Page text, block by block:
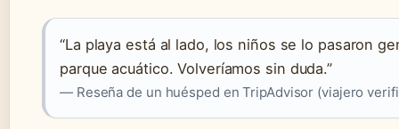
“La playa está al lado, los niños se lo pasaron
parque acuático. Volveríamos sin duda.”
— Reseña de un huésped en TripAdvisor (viajero